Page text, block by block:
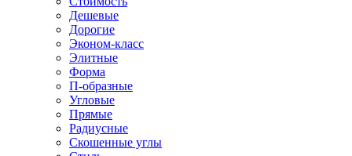
Дешевые
Дорогие
Эконом-класс
Элитные
Форма
П-образные
Угловые
Прямые
Радиусные
Скошенные углы